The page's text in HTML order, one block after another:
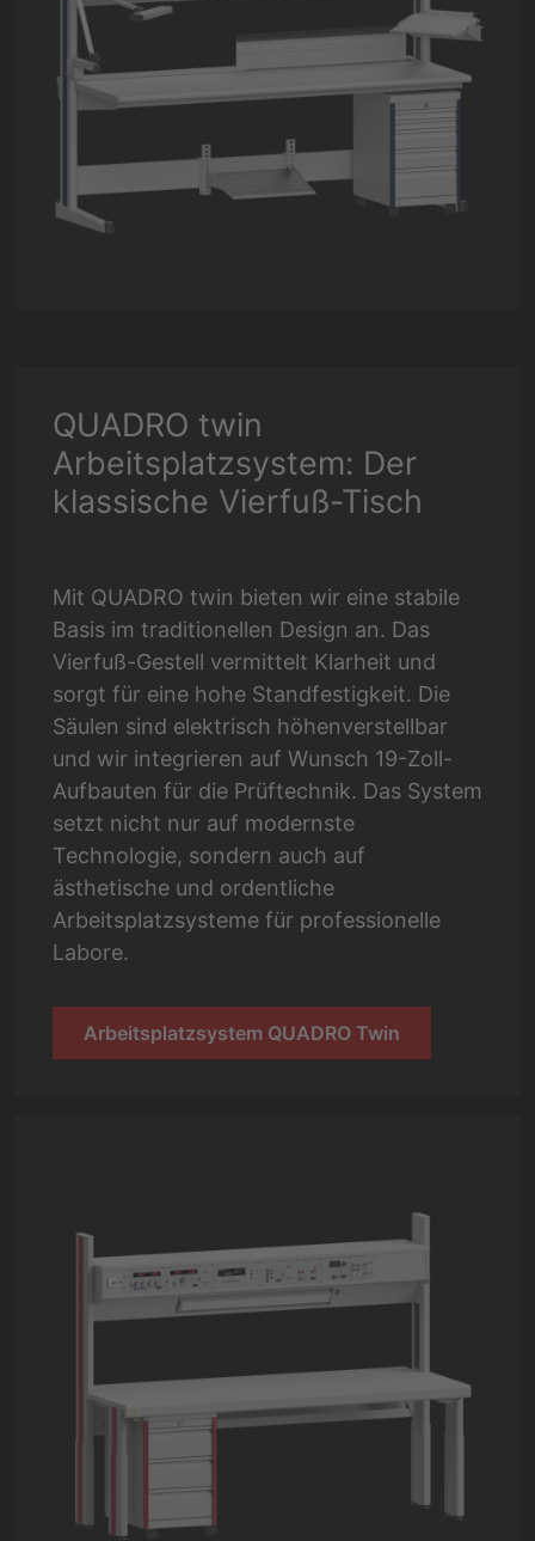
QUADRO twin
Arbeitsplatzsystem: Der
klassische Vierfuß-Tisch
Mit QUADRO twin bieten wir eine stabile
Basis im traditionellen Design an. Das
Vierfuß-Gestell vermittelt Klarheit und
sorgt für eine hohe Standfestigkeit. Die
Säulen sind elektrisch höhenverstellbar
und wir integrieren auf Wunsch 19-Zoll-
Aufbauten für die Prüftechnik. Das System
setzt nicht nur auf modernste
Technologie, sondern auch auf
ästhetische und ordentliche
Arbeitsplatzsysteme für professionelle
Labore.
Arbeitsplatzsystem QUADRO Twin